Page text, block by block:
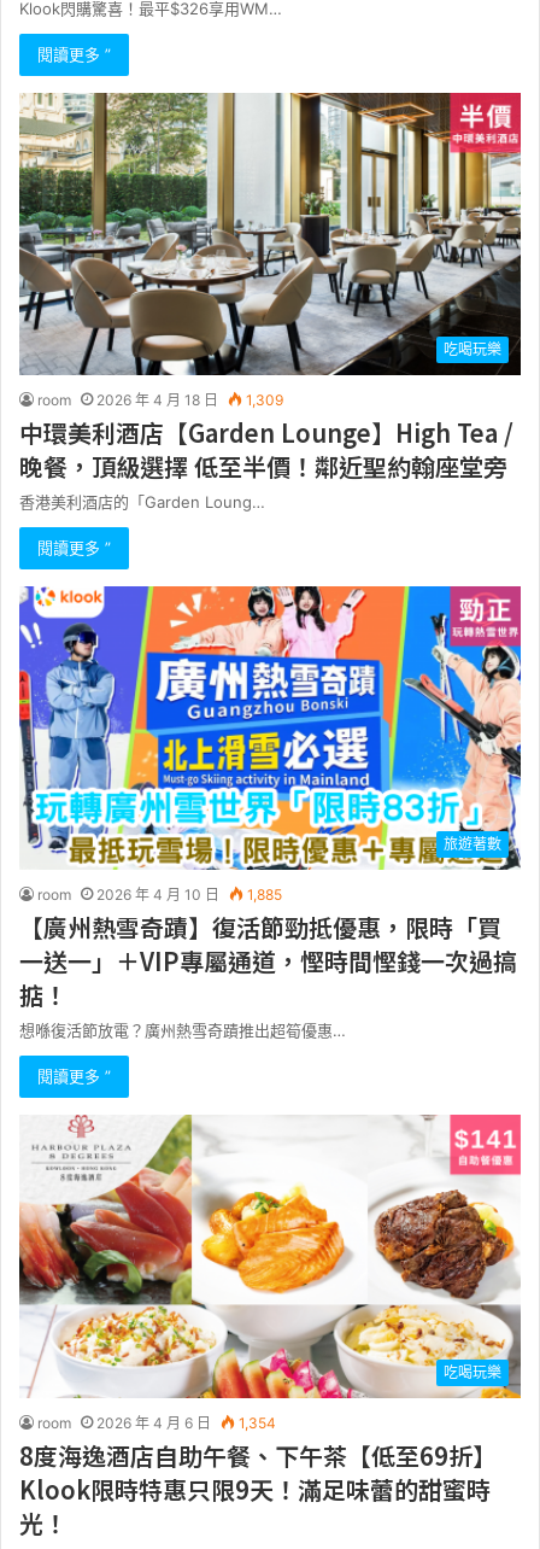
Klook閃購驚喜！最平$326享用WM…
閱讀更多 ”
吃喝玩樂
room 2026 年 4 月 18 日 1,309
中環美利酒店【Garden Lounge】High Tea /
晚餐，頂級選擇 低至半價！鄰近聖約翰座堂旁
香港美利酒店的「Garden Loung…
閱讀更多 ”
旅遊著數
room 2026 年 4 月 10 日 1,885
【廣州熱雪奇蹟】復活節勁抵優惠，限時「買
一送一」＋VIP專屬通道，慳時間慳錢一次過搞
掂！
想喺復活節放電？廣州熱雪奇蹟推出超筍優惠…
閱讀更多 ”
吃喝玩樂
room 2026 年 4 月 6 日 1,354
8度海逸酒店自助午餐、下午茶【低至69折】
Klook限時特惠只限9天！滿足味蕾的甜蜜時
光！